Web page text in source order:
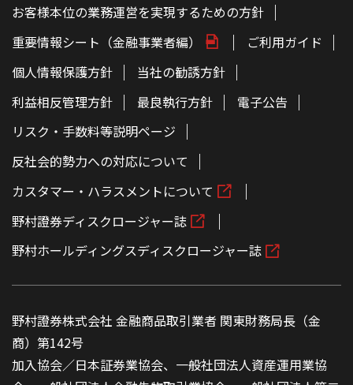
お客様本位の業務運営を実現するための方針
重要情報シート（金融事業者編）
ご利用ガイド
個人情報保護方針
当社の勧誘方針
利益相反管理方針
最良執行方針
電子公告
リスク・手数料等説明ページ
反社会的勢力への対応について
カスタマー・ハラスメントについて
野村證券ディスクロージャー誌
野村ホールディングスディスクロージャー誌
野村證券株式会社 金融商品取引業者 関東財務局長（金
商）第142号
加入協会／日本証券業協会、一般社団法人資産運用業協